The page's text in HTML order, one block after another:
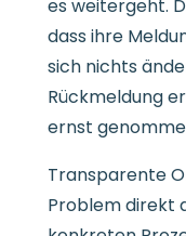
es weitergeht.
dass ihre
sich nichts
Rückmeldung
ernst
Transparente
Problem direkt